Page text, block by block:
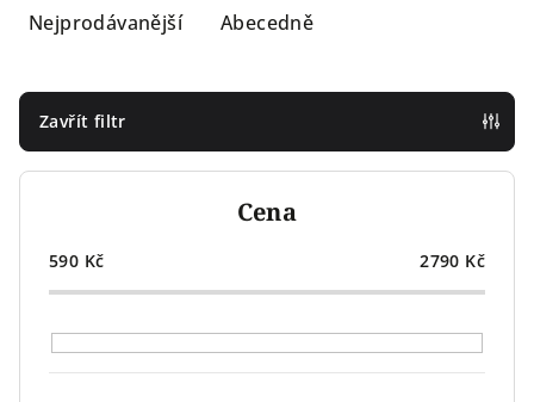
e
í
r
d
k
ů
Nejprodávanější Abecedně
Zavřít filtr
Cena
590 Kč 2790 Kč